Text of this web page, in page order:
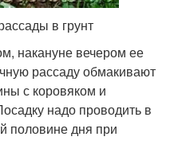
в грунт
накануне вечером ее
рассаду обмакивают
с коровяком и
надо проводить в
половине дня при